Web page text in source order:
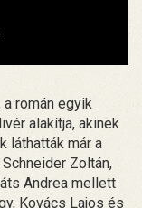
román egyik
alakítja, akinek
láthatták már a
Zoltán,
Andrea mellett
Kovács Lajos és